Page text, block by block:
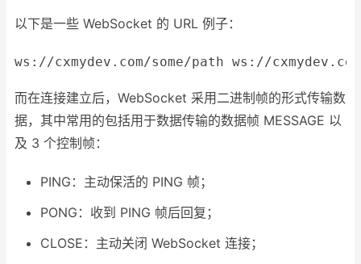
以下是一些 WebSocket 的 URL 例子：
ws : //cxmydev.com/some/path ws : //
而在连接建立后，WebSocket 采用二进制帧的形式传输数
据，其中常用的包括用于数据传输的数据帧 MESSAGE 以
及 3 个控制帧：
PING：主动保活的 PING 帧；
PONG：收到 PING 帧后回复；
CLOSE：主动关闭 WebSocket 连接；